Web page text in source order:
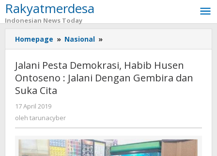
Lewati
ke
konten
Rakyatmerdesa
Indonesian News Today
Homepage » Nasional »
Pesta
Demokrasi,
Habib
Husen
Gembira
dan
Suka
Jalani Pesta Demokrasi, Habib Husen
Ontoseno : Jalani Dengan Gembira dan
Suka Cita
17 April 2019
tarunacyber
oleh tarunacyber